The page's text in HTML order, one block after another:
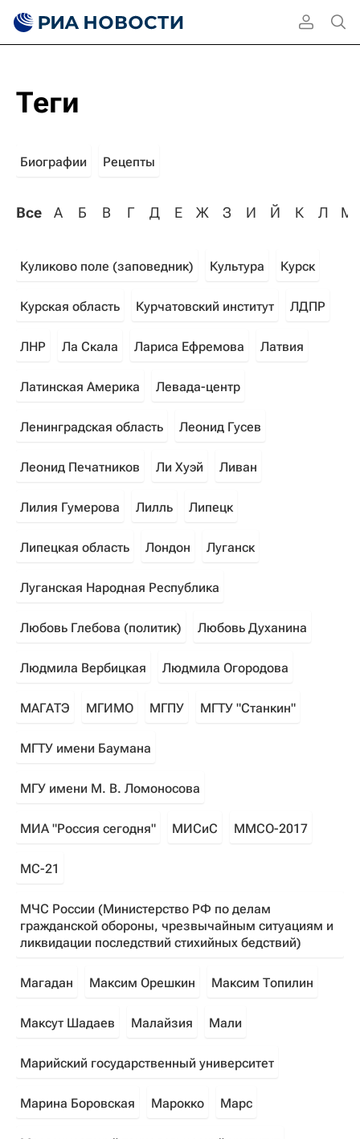
Теги
Биографии Рецепты
Все А Б В Г Д Е Ж З И Й К Л М
Куликово поле (заповедник) Культура Курск
Курская область Курчатовский институт ЛДПР
ЛНР Ла Скала Лариса Ефремова Латвия
Латинская Америка Левада-центр
Ленинградская область Леонид Гусев
Леонид Печатников Ли Хуэй Ливан
Лилия Гумерова Лилль Липецк
Липецкая область Лондон Луганск
Луганская Народная Республика
Любовь Глебова (политик) Любовь Духанина
Людмила Вербицкая Людмила Огородова
МАГАТЭ МГИМО МГПУ МГТУ "Станкин"
МГТУ имени Баумана
МГУ имени М. В. Ломоносова
МИА "Россия сегодня" МИСиС ММСО-2017
МС-21
МЧС России (Министерство РФ по делам
гражданской обороны, чрезвычайным ситуациям и
ликвидации последствий стихийных бедствий)
Магадан Максим Орешкин Максим Топилин
Максут Шадаев Малайзия Мали
Марийский государственный университет
Марина Боровская Марокко Марс